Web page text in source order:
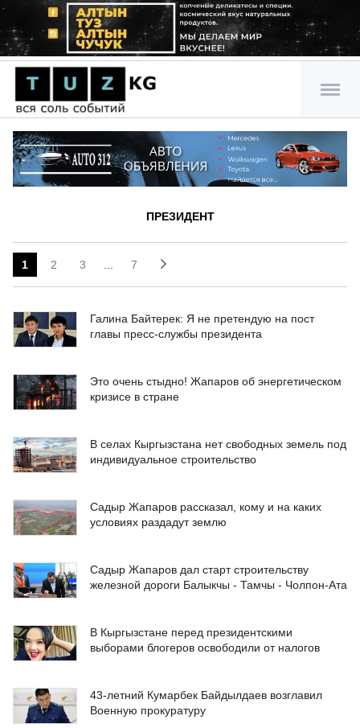
ПРЕЗИДЕНТ
1 2 3 7
Галина Байтерек: Я не претендую на пост
главы пресс-службы президента
Это очень стыдно! Жапаров об энергетическом
кризисе в стране
В селах Кыргызстана нет свободных земель под
индивидуальное строительство
Садыр Жапаров рассказал, кому и на каких
условиях раздадут землю
Садыр Жапаров дал старт строительству
железной дороги Балыкчы - Тамчы - Чолпон-Ата
В Кыргызстане перед президентскими
выборами блогеров освободили от налогов
43-летний Кумарбек Байдылдаев возглавил
Военную прокуратуру